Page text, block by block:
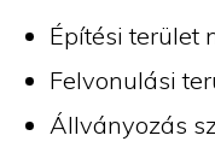
Építési terület
Felvonulási
Állványozás